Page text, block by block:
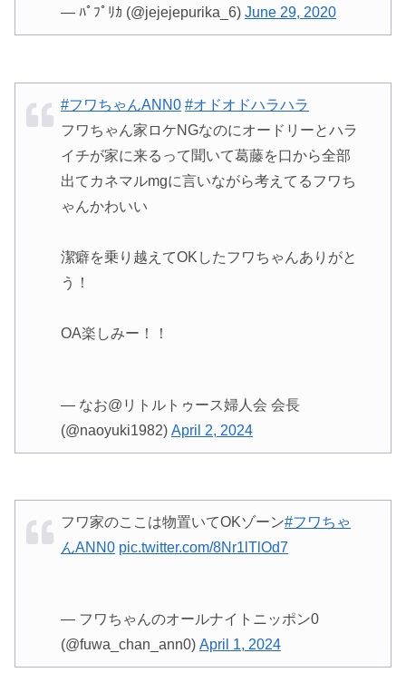
— ﾊﾟﾌﾟﾘｶ (@jejejepurika_6) June 29, 2020
#フワちゃんANN0 #オドオドハラハラ
フワちゃん家ロケNGなのにオードリーとハラ
イチが家に来るって聞いて葛藤を口から全部
出てカネマルmgに言いながら考えてるフワち
ゃんかわいい
潔癖を乗り越えてOKしたフワちゃんありがと
う！
OA楽しみー！！
— なお@リトルトゥース婦人会 会長
(@naoyuki1982) April 2, 2024
フワ家のここは物置いてOKゾーン#フワちゃ
んANN0 pic.twitter.com/8Nr1lTlOd7
— フワちゃんのオールナイトニッポン0
(@fuwa_chan_ann0) April 1, 2024